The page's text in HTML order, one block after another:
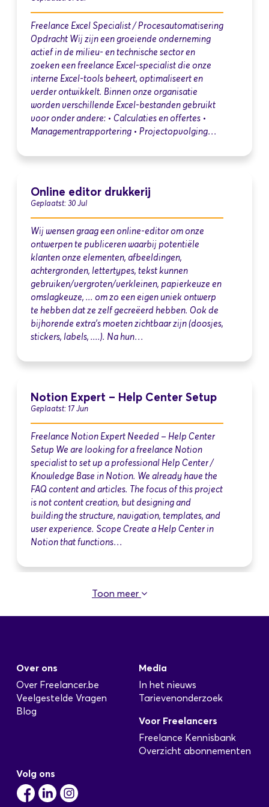
Freelance Excel Specialist / Procesautomatisering
Opdracht Wij zijn een groeiende onderneming
actief in de milieu- en technische sector en
zoeken een freelance Excel-specialist die onze
interne Excel-tools beheert, optimaliseert en
verder ontwikkelt. Binnen onze organisatie
worden verschillende Excel-bestanden gebruikt
voor onder andere: • Calculaties en offertes •
Managementrapportering • Projectopvolging…
Online editor drukkerij
Geplaatst: 30 Jul
Wij wensen graag een online-editor om onze
ontwerpen te publiceren waarbij potentiële
klanten onze elementen, afbeeldingen,
achtergronden, lettertypes, tekst kunnen
gebruiken/vergroten/verkleinen, papierkeuze en
omslagkeuze, ... om zo een eigen uniek ontwerp
te hebben dat ze zelf gecreëerd hebben. Ook de
bijhorende extra's moeten zichtbaar zijn (doosjes,
stickers, labels, ....). Na hun…
Notion Expert – Help Center Setup
Geplaatst: 17 Jun
Freelance Notion Expert Needed – Help Center
Setup We are looking for a freelance Notion
specialist to set up a professional Help Center /
Knowledge Base in Notion. We already have the
FAQ content and articles. The focus of this project
is not content creation, but designing and
building the structure, navigation, templates, and
user experience. Scope Create a Help Center in
Notion that functions…
legerkeuring 1981
Geplaatst: 4 Jun
Gamedesign / VR ontwikkelaar voor kort, uniek
project (Maatwerk) Voor een persoonlijk,
historisch-filosofisch project ben ik op zoek naar
een handige 3D- of VR-ontwikkelaar
(bijvoorbeeld een student of freelancer) die een
interactieve scène kan bouwen. Het doel is om
een specifieke herinnering uit…
Toon meer
Over ons
Over Freelancer.be
Veelgestelde Vragen
Blog
Media
In het nieuws
Tarievenonderzoek
Voor Freelancers
Freelance Kennisbank
Overzicht abonnementen
Volg ons